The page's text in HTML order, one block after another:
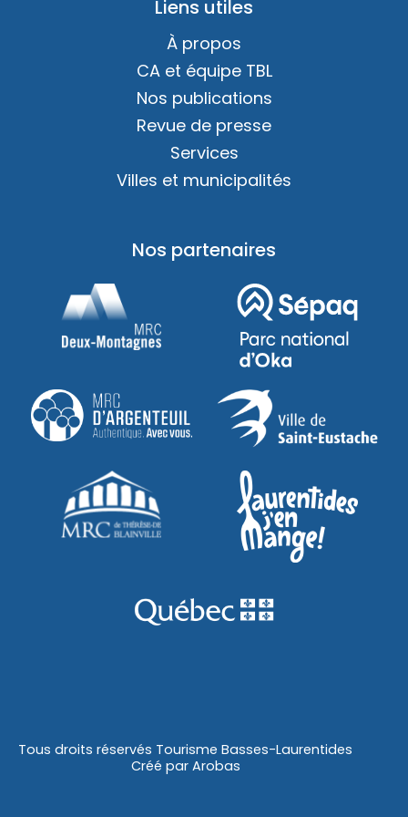
Liens utiles
À propos
CA et équipe TBL
Nos publications
Revue de presse
Services
Villes et municipalités
Nos partenaires
Tous droits réservés Tourisme Basses-Laurentides
Créé par Arobas